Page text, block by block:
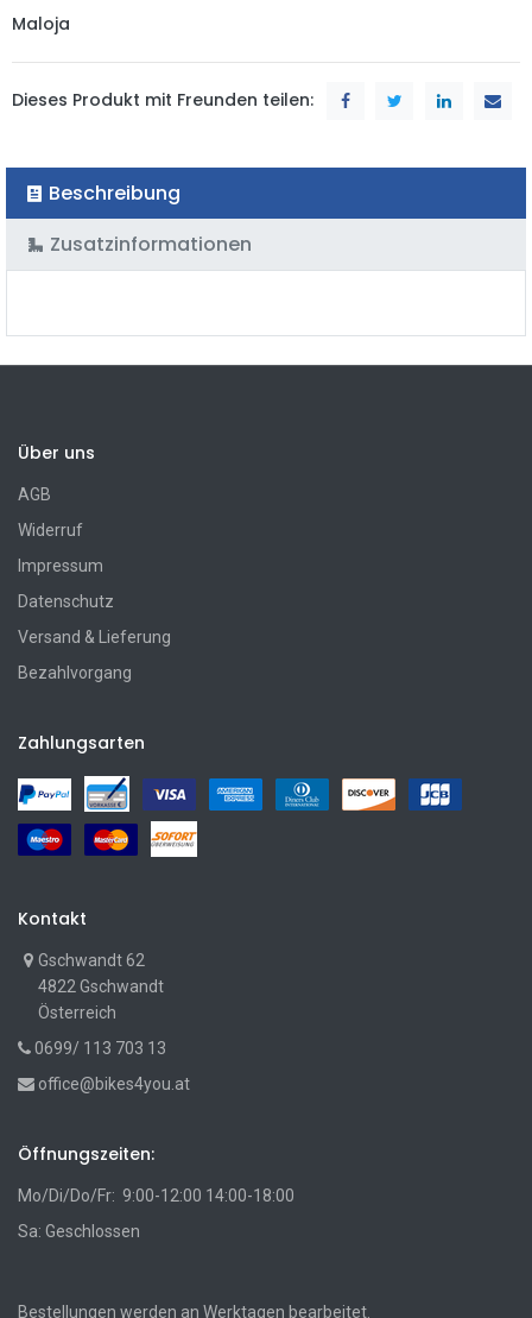
Maloja
Dieses Produkt mit Freunden teilen:
Beschreibung
Zusatzinformationen
Über uns
AGB
Widerruf
Impressum
Datenschutz
Versand & Lieferung
Bezahlvorgang
Zahlungsarten
Kontakt
Gschwandt 62
4822 Gschwandt
Österreich
0699/ 113 703 13
office@bikes4you.at
Öffnungszeiten:
Mo/Di/Do/Fr: 9:00-12:00 14:00-18:00
Sa: Geschlossen
Bestellungen werden an Werktagen bearbeitet.